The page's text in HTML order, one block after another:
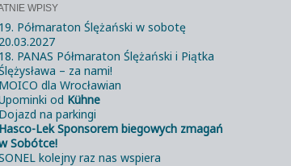
WPISY
19. Półmaraton Ślężański w sobotę
20.03.2027
18. PANAS Półmaraton Ślężański i Piątka
– za nami!
MOICO dla Wrocławian
od Kühne
Dojazd na parkingi
Hasco-Lek Sponsorem biegowych zmagań
Sobótce!
kolejny raz nas wspiera